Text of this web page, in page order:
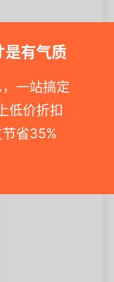
是有气质
一站搞定
低价折扣
省35%
，让你轻松